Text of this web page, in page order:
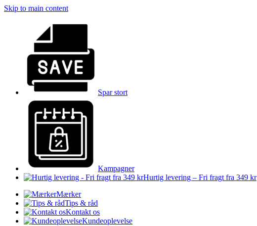
Skip to main content
Spar stort
Kampagner
Hurtig levering – Fri fragt fra 349 kr
Mærker
Tips & råd
Kontakt os
Kundeoplevelse